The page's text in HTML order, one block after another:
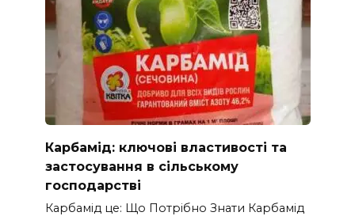
Карбамід: ключові властивості та
застосування в сільському
господарстві
Карбамід це: Що Потрібно Знати Карбамід